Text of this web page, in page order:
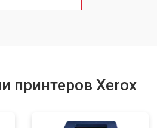
от 2300 ₽
принтеров Xerox